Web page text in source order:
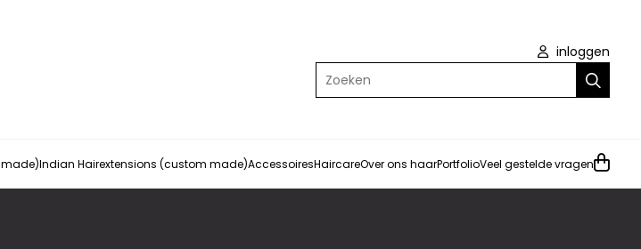
inloggen
Zoeken
Indian Hairextensions (custom made)AccessoiresHaircareOver ons haarPortfolioVeel gestelde vragen